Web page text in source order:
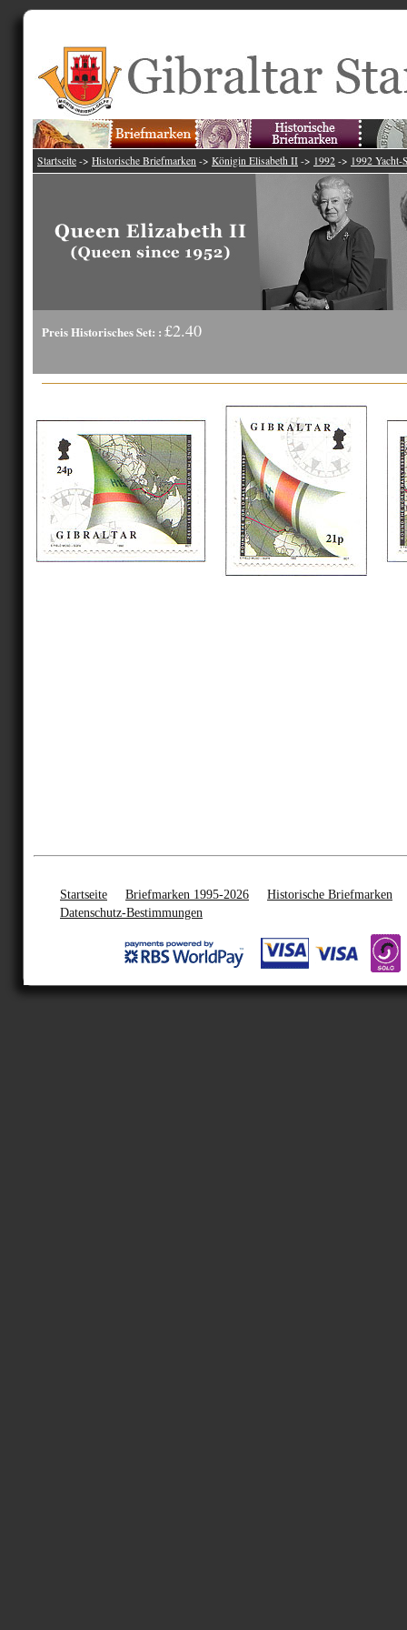
Startseite -> Historische Briefmarken -> Königin Elisabeth II -> 1992 -> 1992 Yacht-
Preis Historisches Set: : £2.40
Startseite Briefmarken 1995-2026
Historische Briefmarken
Datenschutz-Bestimmungen